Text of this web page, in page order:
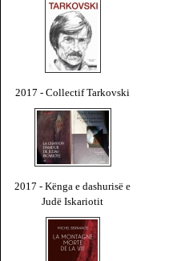
2017 - Collectif Tarkovski
2017 - Kënga e dashurisë e
Judë Iskariotit